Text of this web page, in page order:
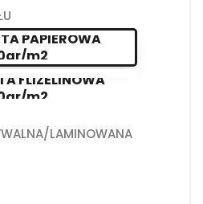
PAPIEROWA
m2
FLIZELINOWA
m2
LAMINOWANA